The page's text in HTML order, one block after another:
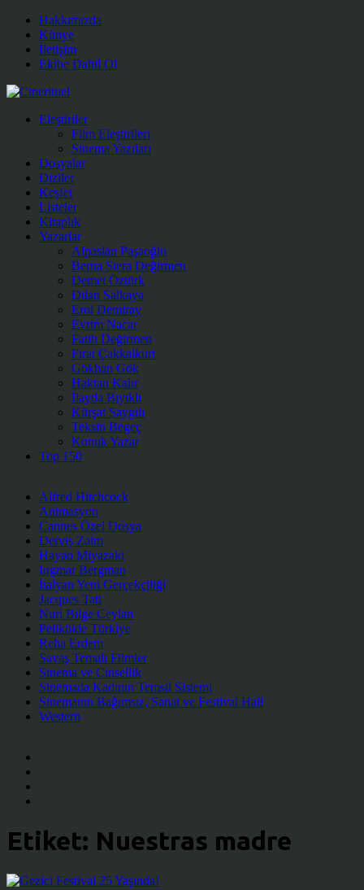
Hakkımızda
Künye
İletişim
Ekibe Dahil Ol
Eleştiriler
Film Eleştirileri
Sinema Yazıları
Dosyalar
Diziler
Keşfet
Listeler
Kitaplık
Yazarlar
Alpaslan Paşaoğlu
Berna Stera Değirmen
Demet Öztürk
Dilan Salkaya
Erol Demiray
Evrim Nacar
Fatih Değirmen
Fırat Çakkalkurt
Gökhan Gök
Haktan Kalır
İlayda Bıyıklı
Kürşat Saygılı
Teksin Begeç
Konuk Yazar
Top 150
Alfred Hitchcock
Animasyon
Cannes Özel Dosya
Derviş Zaim
Hayao Miyazaki
Ingmar Bergman
İtalyan Yeni Gerçekçiliği
Jacques Tati
Nuri Bilge Ceylan
Pelikülde Türkiye
Reha Erdem
Savaş Temalı Filmler
Sinema ve Cinsellik
Sinemada Kadının Temsil Sistemi
Sinemanın Bağımsız, Sanat ve Festival Hali
Western
Etiket: Nuestras madre